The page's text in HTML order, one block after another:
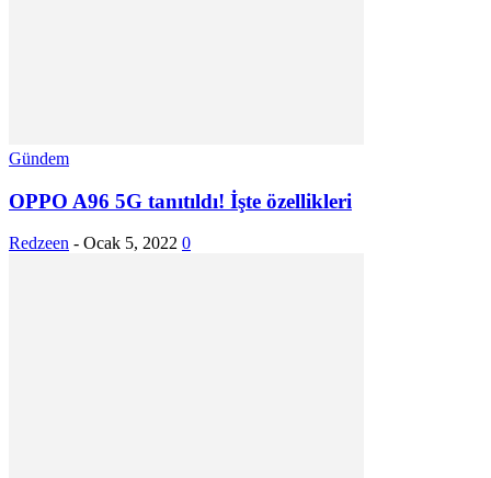
Gündem
OPPO A96 5G tanıtıldı! İşte özellikleri
Redzeen - Ocak 5, 2022 0